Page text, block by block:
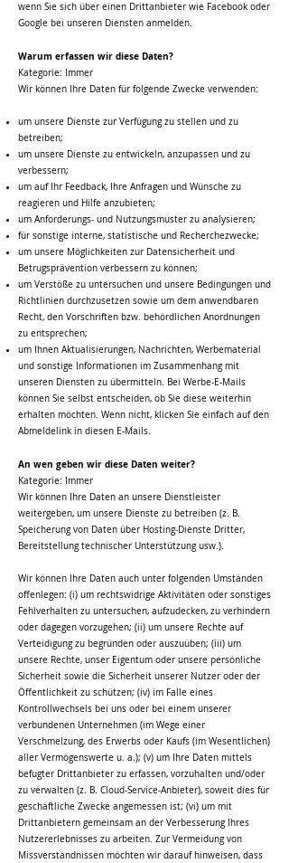
wenn Sie sich über einen Drittanbieter wie Facebook oder
Google bei unseren Diensten anmelden.
Warum erfassen wir diese Daten?
Kategorie: Immer
Wir können Ihre Daten für folgende Zwecke verwenden:
um unsere Dienste zur Verfügung zu stellen und zu
betreiben;
um unsere Dienste zu entwickeln, anzupassen und zu
verbessern;
um auf Ihr Feedback, Ihre Anfragen und Wünsche zu
reagieren und Hilfe anzubieten;
um Anforderungs- und Nutzungsmuster zu analysieren;
für sonstige interne, statistische und Recherchezwecke;
um unsere Möglichkeiten zur Datensicherheit und
Betrugsprävention verbessern zu können;
um Verstöße zu untersuchen und unsere Bedingungen und
Richtlinien durchzusetzen sowie um dem anwendbaren
Recht, den Vorschriften bzw. behördlichen Anordnungen
zu entsprechen;
um Ihnen Aktualisierungen, Nachrichten, Werbematerial
und sonstige Informationen im Zusammenhang mit
unseren Diensten zu übermitteln. Bei Werbe-E-Mails
können Sie selbst entscheiden, ob Sie diese weiterhin
erhalten möchten. Wenn nicht, klicken Sie einfach auf den
Abmeldelink in diesen E-Mails.
An wen geben wir diese Daten weiter?
Kategorie: Immer
Wir können Ihre Daten an unsere Dienstleister
weitergeben, um unsere Dienste zu betreiben (z. B.
Speicherung von Daten über Hosting-Dienste Dritter,
Bereitstellung technischer Unterstützung usw.).
Wir können Ihre Daten auch unter folgenden Umständen
offenlegen: (i) um rechtswidrige Aktivitäten oder sonstiges
Fehlverhalten zu untersuchen, aufzudecken, zu verhindern
oder dagegen vorzugehen; (ii) um unsere Rechte auf
Verteidigung zu begründen oder auszuüben; (iii) um
unsere Rechte, unser Eigentum oder unsere persönliche
Sicherheit sowie die Sicherheit unserer Nutzer oder der
Öffentlichkeit zu schützen; (iv) im Falle eines
Kontrollwechsels bei uns oder bei einem unserer
verbundenen Unternehmen (im Wege einer
Verschmelzung, des Erwerbs oder Kaufs (im Wesentlichen)
aller Vermögenswerte u. a.); (v) um Ihre Daten mittels
befugter Drittanbieter zu erfassen, vorzuhalten und/oder
zu verwalten (z. B. Cloud-Service-Anbieter), soweit dies für
geschäftliche Zwecke angemessen ist; (vi) um mit
Drittanbietern gemeinsam an der Verbesserung Ihres
Nutzererlebnisses zu arbeiten. Zur Vermeidung von
Missverständnissen möchten wir darauf hinweisen, dass